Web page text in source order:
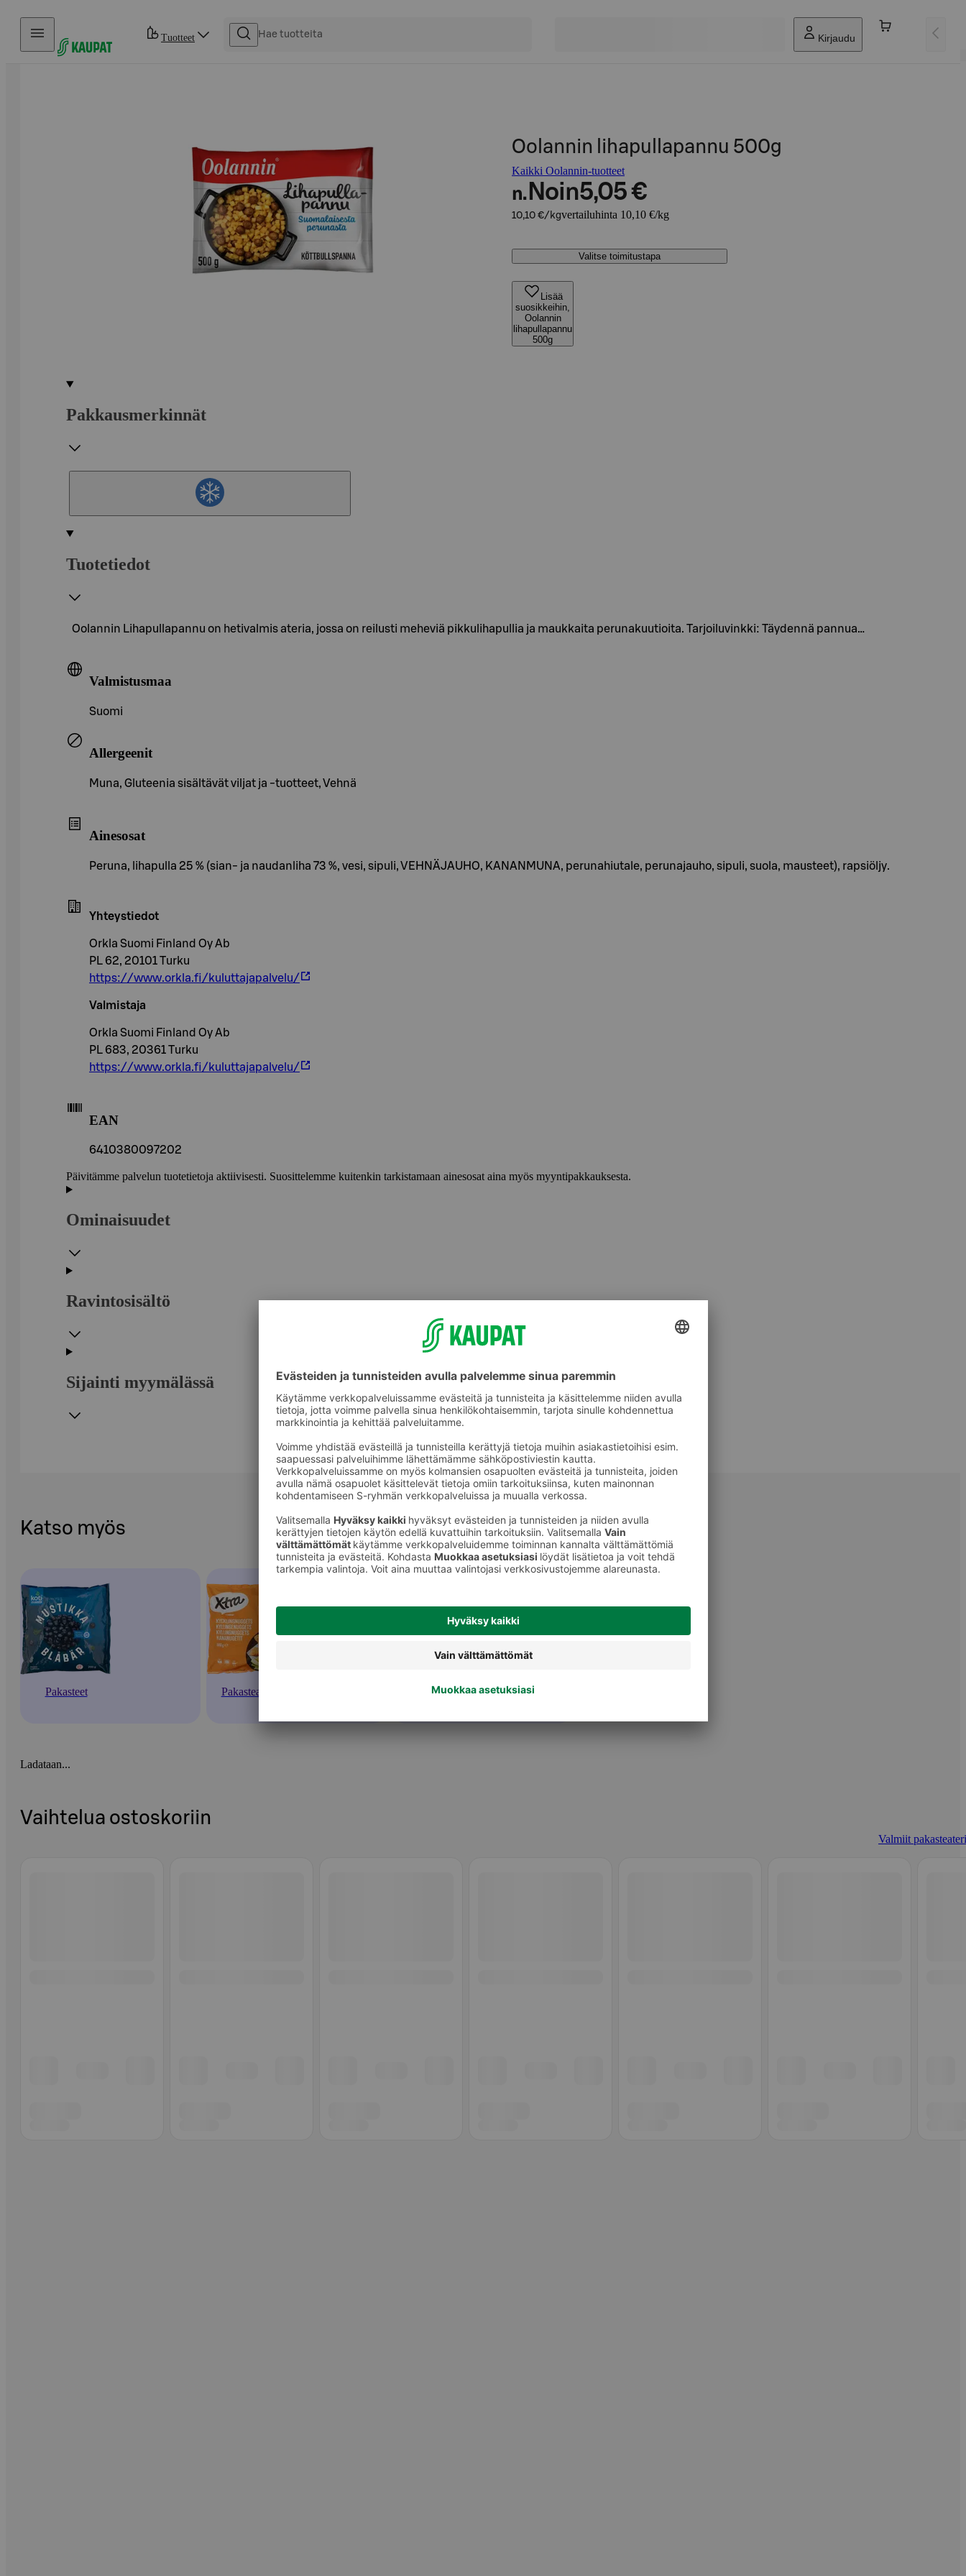
Hyppää sisältöön
Tuotteet Kirjaudu
Oolannin lihapullapannu 500g
Kaikki Oolannin-tuotteet
n. Noin5,05 €
10,10 €/kgvertailuhinta 10,10 €/kg
Valitse toimitustapa
Lisää
suosikkeihin,
Oolannin
lihapullapannu
500g
Pakkausmerkinnät
Tuotetiedot
Oolannin Lihapullapannu on hetivalmis ateria, jossa on reilusti meheviä pikkulihapullia ja maukkaita perunakuutioita. Tarjoiluvinkki: Täydennä pannua…
Valmistusmaa
Suomi
Allergeenit
Muna, Gluteenia sisältävät viljat ja -tuotteet, Vehnä
Ainesosat
Peruna, lihapulla 25 % (sian- ja naudanliha 73 %, vesi, sipuli, VEHNÄJAUHO, KANANMUNA, perunahiutale, perunajauho, sipuli, suola, mausteet), rapsiöljy.
Yhteystiedot
Orkla Suomi Finland Oy Ab
PL 62, 20101 Turku
https://www.orkla.fi/kuluttajapalvelu/
Valmistaja
Orkla Suomi Finland Oy Ab
PL 683, 20361 Turku
https://www.orkla.fi/kuluttajapalvelu/
EAN
6410380097202
Päivitämme palvelun tuotetietoja aktiivisesti. Suosittelemme kuitenkin tarkistamaan ainesosat aina myös myyntipakkauksesta.
Ominaisuudet
Ravintosisältö
Sijainti myymälässä
Katso myös
Pakasteet Pakasteateriat Valmiit pakasteateriat
Ladataan...
Vaihtelua ostoskoriin
Valmiit